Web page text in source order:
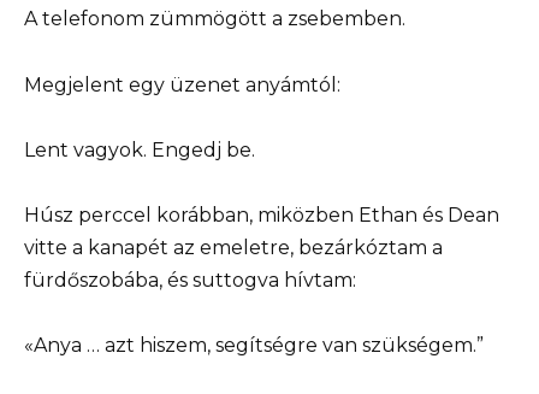
A telefonom zümmögött a zsebemben.
Megjelent egy üzenet anyámtól:
Lent vagyok. Engedj be.
Húsz perccel korábban, miközben Ethan és Dean
vitte a kanapét az emeletre, bezárkóztam a
fürdőszobába, és suttogva hívtam:
«Anya … azt hiszem, segítségre van szükségem.”